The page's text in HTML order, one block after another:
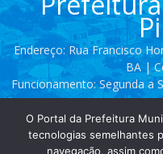
Endereço: Rua Francisco
BA |
Funcionamento: Segunda a
Telefone: (74)
O Portal da Prefeitura
tecnologias semelhantes
navegação, assim